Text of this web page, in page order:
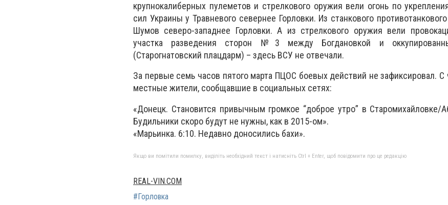
крупнокалиберных пулеметов и стрелкового оружия вели огонь по
сил Украины у Травневого севернее Горловки. Из станкового
Шумов северо-западнее Горловки. А из стрелкового оружия вели
участка разведения сторон №3 между Богдановкой и
(Старогнатовский плацдарм) – здесь ВСУ не отвечали.
За первые семь часов пятого марта ПЦОС боевых действий не зафиксировал. С
местные жители, сообщавшие в социальных сетях:
«Донецк. Становится привычным громкое “доброе утро” в Старомихайловке/
Будильники скоро будут не нужны, как в 2015-ом».
«Марьинка. 6:10. Недавно доносились бахи».
Якщо ви помітили помилку, виділіть необхідний текст і натисніть Ctrl + Enter, щоб повідомити про це редакцію
REAL-VIN.COM
#Горловка